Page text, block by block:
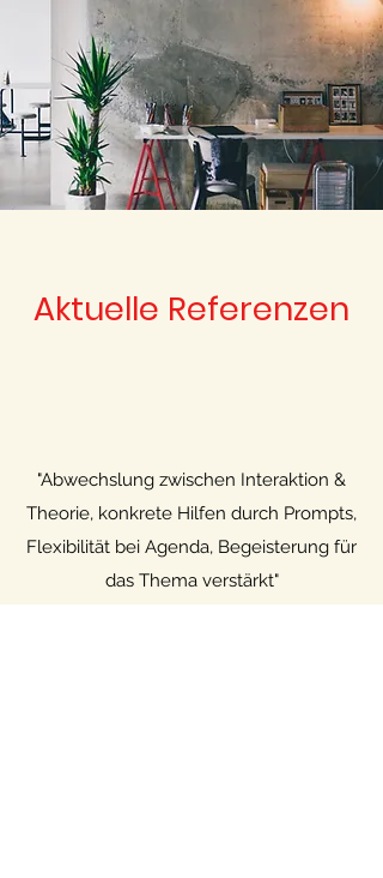
Aktuelle Referenzen
"Abwechslung zwischen Interaktion &
Theorie, konkrete Hilfen durch Prompts,
Flexibilität bei Agenda, Begeisterung für
das Thema verstärkt"